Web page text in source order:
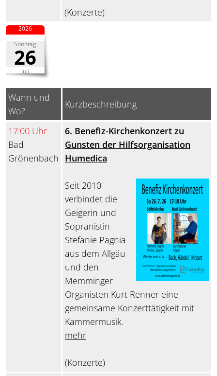
(Konzerte)
Sonntag
26
Juli
2026
Wann und
Wo?
Kurzbeschreibung
17:00 Uhr
Bad
Grönenbach
6. Benefiz-Kirchenkonzert zu
Gunsten der Hilfsorganisation
Humedica
Seit 2010
verbindet die
Geigerin und
Sopranistin
Stefanie Pagnia
aus dem Allgäu
und den
Memminger
Organisten Kurt Renner eine
gemeinsame Konzerttätigkeit mit
Kammermusik.
mehr
(Konzerte)